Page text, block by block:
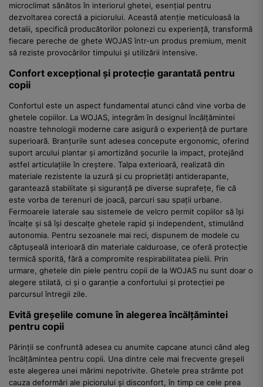
microclimat sănătos în interiorul ghetei, esențial pentru
dezvoltarea corectă a piciorului. Această atenție meticuloasă la
detalii, specifică producătorilor polonezi cu experiență, transformă
fiecare pereche de ghete WOJAS într-un produs premium, menit
să reziste provocărilor timpului și utilizării intensive.
Confort excepțional și protecție garantată pentru
copii
Confortul este un aspect fundamental atunci când vine vorba de
ghetele copiilor. La WOJAS, integrăm în designul încălțămintei
noastre tehnologii moderne care asigură o experiență de purtare
superioară. Branțurile sunt adesea concepute ergonomic, oferind
suport arcului plantar și amortizând șocurile la impact, protejând
astfel articulațiile în creștere. Talpa exterioară, realizată din
materiale rezistente la uzură și cu proprietăți antiderapante,
garantează stabilitate și siguranță pe diverse suprafețe, fie că
este vorba de terenuri de joacă, parcuri sau spații urbane.
Fermoarele laterale sau sistemele de velcro permit copiilor să își
încalțe și să își descalțe ghetele rapid și independent, stimulând
autonomia. Pentru sezoanele mai reci, dispunem de modele cu
căptușeală interioară din materiale calduroase, ce oferă protecție
termică sporită, fără a compromite respirabilitatea pielii. Prin
urmare, ghetele din piele pentru copii de la WOJAS nu sunt doar o
alegere stilată, ci și o garanție a confortului și protecției pe
parcursul întregii zile.
Evită greșelile comune în alegerea încălțămintei
pentru copii
Părinții se confruntă adesea cu anumite capcane atunci când aleg
încălțămintea pentru copii. Una dintre cele mai frecvente greșeli
este alegerea unei mărimi nepotrivite. Ghetele prea strâmte pot
cauza deformări ale piciorului și disconfort, în timp ce cele prea